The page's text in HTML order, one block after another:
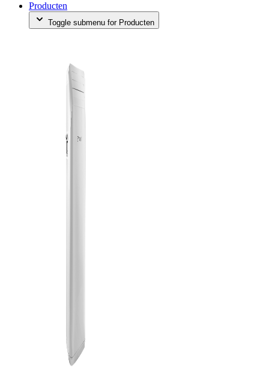
Producten
Toggle submenu for Producten